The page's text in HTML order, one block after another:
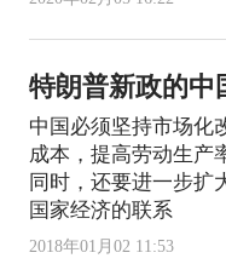
特朗普新政的中
中国必须坚持市场化
成本，提高劳动生产
同时，还要进一步扩
国家经济的联系
2018年01月02 11:53